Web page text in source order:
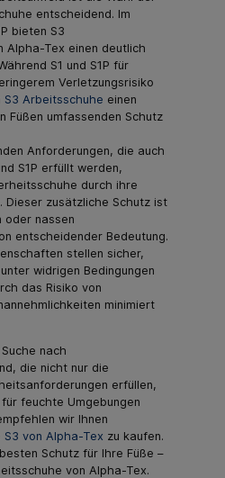
entscheidend. Im
bieten S3
Alpha-Tex einen deutlich
S1 und S1P für
Verletzungsrisiko
S3 Arbeitsschuhe einen
Füßen umfassenden Schutz
Anforderungen, die auch
S1P erfüllt werden,
durch ihre
Dieser zusätzliche Schutz ist
oder nassen
entscheidender Bedeutung.
stellen sicher,
widrigen Bedingungen
das Risiko von
minimiert
nach
die nicht nur die
erfüllen,
feuchte Umgebungen
wir Ihnen
von Alpha-Tex zu kaufen.
Schutz für Ihre Füße –
von Alpha-Tex.